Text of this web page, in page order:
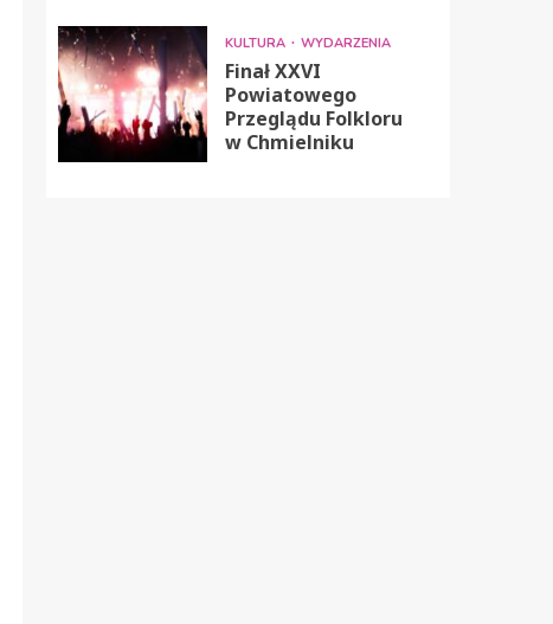
KULTURA WYDARZENIA
Finał XXVI
Powiatowego
Przeglądu Folkloru
w Chmielniku